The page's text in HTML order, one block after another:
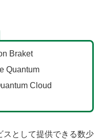
Braket
Quantum
Cloud
スとして提供できる数少